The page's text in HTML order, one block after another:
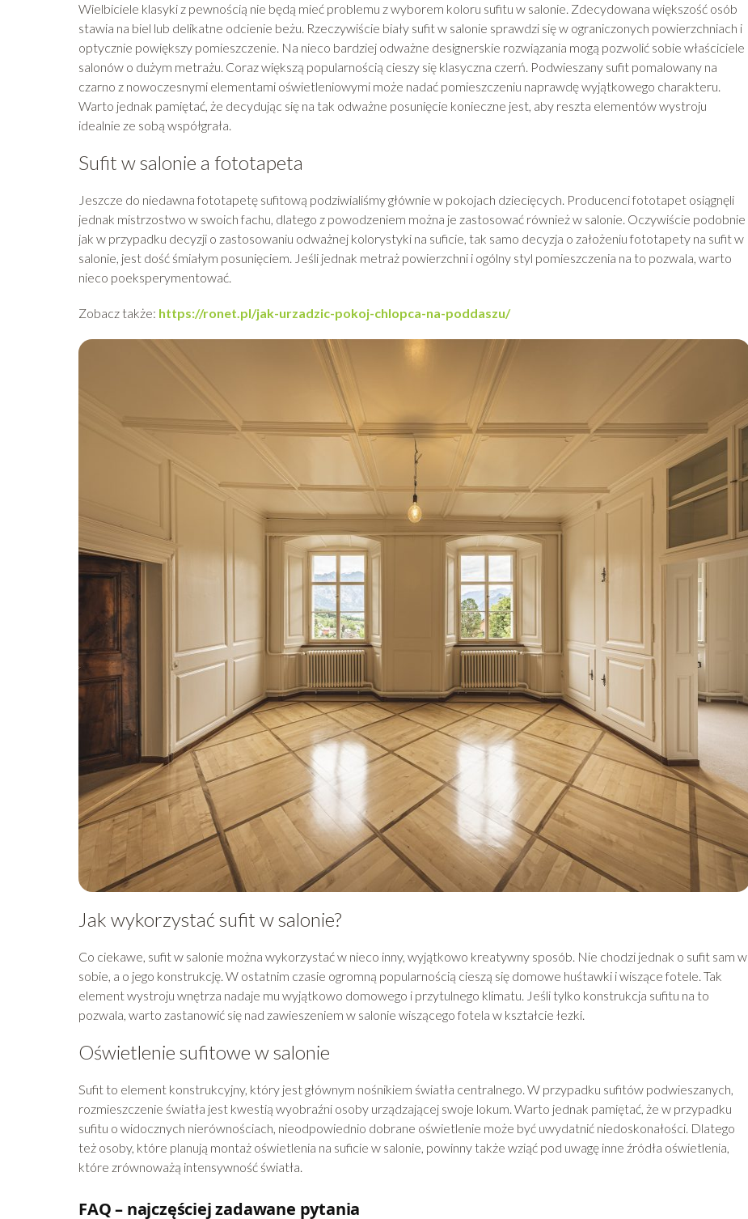
Wielbiciele klasyki z pewnością nie będą mieć problemu z wyborem koloru sufitu w salonie. Zdecydowana większość osób
stawia na biel lub delikatne odcienie beżu. Rzeczywiście biały sufit w salonie sprawdzi się w ograniczonych powierzchniach i
optycznie powiększy pomieszczenie. Na nieco bardziej odważne designerskie rozwiązania mogą pozwolić sobie właściciele
salonów o dużym metrażu. Coraz większą popularnością cieszy się klasyczna czerń. Podwieszany sufit pomalowany na
czarno z nowoczesnymi elementami oświetleniowymi może nadać pomieszczeniu naprawdę wyjątkowego charakteru.
Warto jednak pamiętać, że decydując się na tak odważne posunięcie konieczne jest, aby reszta elementów wystroju
idealnie ze sobą współgrała.
Sufit w salonie a fototapeta
Jeszcze do niedawna fototapetę sufitową podziwialiśmy głównie w pokojach dziecięcych. Producenci fototapet osiągnęli
jednak mistrzostwo w swoich fachu, dlatego z powodzeniem można je zastosować również w salonie. Oczywiście podobnie
jak w przypadku decyzji o zastosowaniu odważnej kolorystyki na suficie, tak samo decyzja o założeniu fototapety na sufit w
salonie, jest dość śmiałym posunięciem. Jeśli jednak metraż powierzchni i ogólny styl pomieszczenia na to pozwala, warto
nieco poeksperymentować.
Zobacz także: https://ronet.pl/jak-urzadzic-pokoj-chlopca-na-poddaszu/
Jak wykorzystać sufit w salonie?
Co ciekawe, sufit w salonie można wykorzystać w nieco inny, wyjątkowo kreatywny sposób. Nie chodzi jednak o sufit sam w
sobie, a o jego konstrukcję. W ostatnim czasie ogromną popularnością cieszą się domowe huśtawki i wiszące fotele. Tak
element wystroju wnętrza nadaje mu wyjątkowo domowego i przytulnego klimatu. Jeśli tylko konstrukcja sufitu na to
pozwala, warto zastanowić się nad zawieszeniem w salonie wiszącego fotela w kształcie łezki.
Oświetlenie sufitowe w salonie
Sufit to element konstrukcyjny, który jest głównym nośnikiem światła centralnego. W przypadku sufitów podwieszanych,
rozmieszczenie światła jest kwestią wyobraźni osoby urządzającej swoje lokum. Warto jednak pamiętać, że w przypadku
sufitu o widocznych nierównościach, nieodpowiednio dobrane oświetlenie może być uwydatnić niedoskonałości. Dlatego
też osoby, które planują montaż oświetlenia na suficie w salonie, powinny także wziąć pod uwagę inne źródła oświetlenia,
które zrównoważą intensywność światła.
FAQ – najczęściej zadawane pytania